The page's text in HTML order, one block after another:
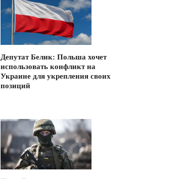
Депутат Белик: Польша хочет
использовать конфликт на
Украине для укрепления своих
позиций